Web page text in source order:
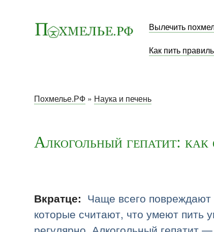
Вылечить
Как пить
Похмелье.РФ » Наука и печень
Алкогольный гепатит:
Вкратце: Чаще всего
которые считают, что умеют пить